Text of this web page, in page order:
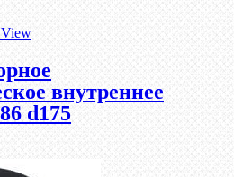
внутреннее
d175